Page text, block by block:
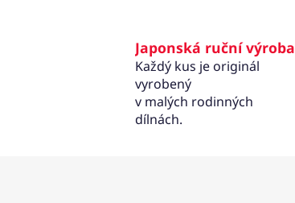
Japonská ruční výroba
Každý kus je originál
vyrobený
v malých rodinných
dílnách.